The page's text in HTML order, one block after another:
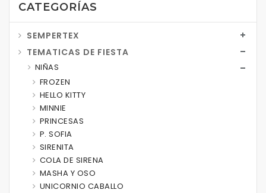
CATEGORÍAS
SEMPERTEX
TEMATICAS DE FIESTA
NIÑAS
FROZEN
HELLO KITTY
MINNIE
PRINCESAS
P. SOFIA
SIRENITA
COLA DE SIRENA
MASHA Y OSO
UNICORNIO CABALLO